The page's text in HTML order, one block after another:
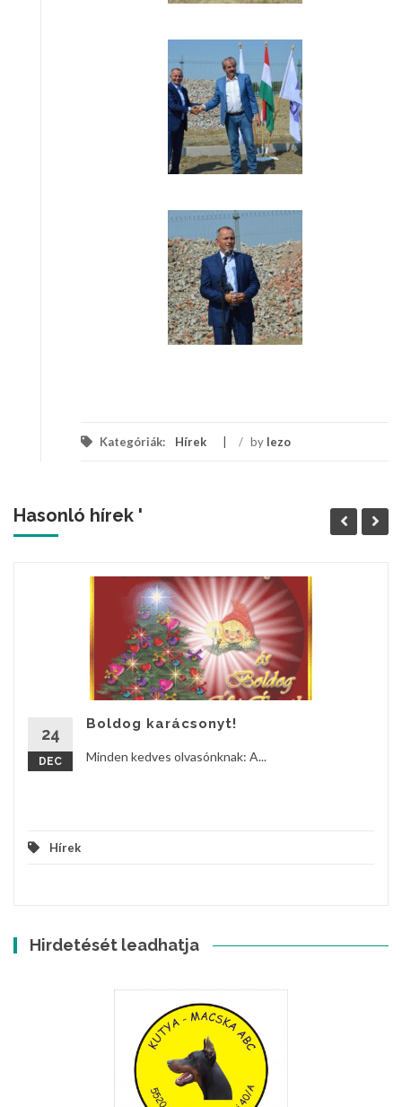
Kategóriák: Hírek / by lezo
Hasonló hírek '
24
DEC
Boldog karácsonyt!
Minden kedves olvasónknak: A...
Hírek
Hirdetését leadhatja